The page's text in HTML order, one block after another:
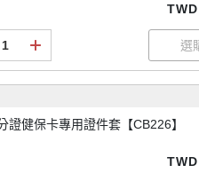
TWD
證健保卡專用證件套【CB226】
TWD